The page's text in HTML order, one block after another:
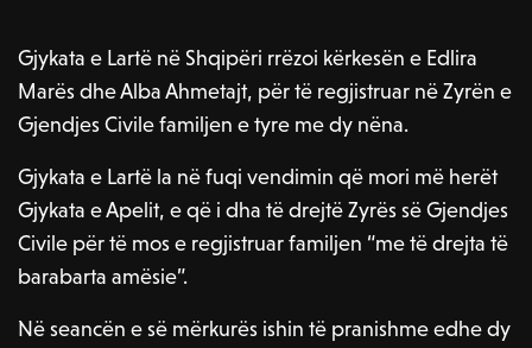
Gjykata e Lartë në Shqipëri rrëzoi kërkesën e Edlira
Marës dhe Alba Ahmetajt, për të regjistruar në Zyrën e
Gjendjes Civile familjen e tyre me dy nëna.
Gjykata e Lartë la në fuqi vendimin që mori më herët
Gjykata e Apelit, e që i dha të drejtë Zyrës së Gjendjes
Civile për të mos e regjistruar familjen “me të drejta të
barabarta amësie”.
Në seancën e së mërkurës ishin të pranishme edhe dy